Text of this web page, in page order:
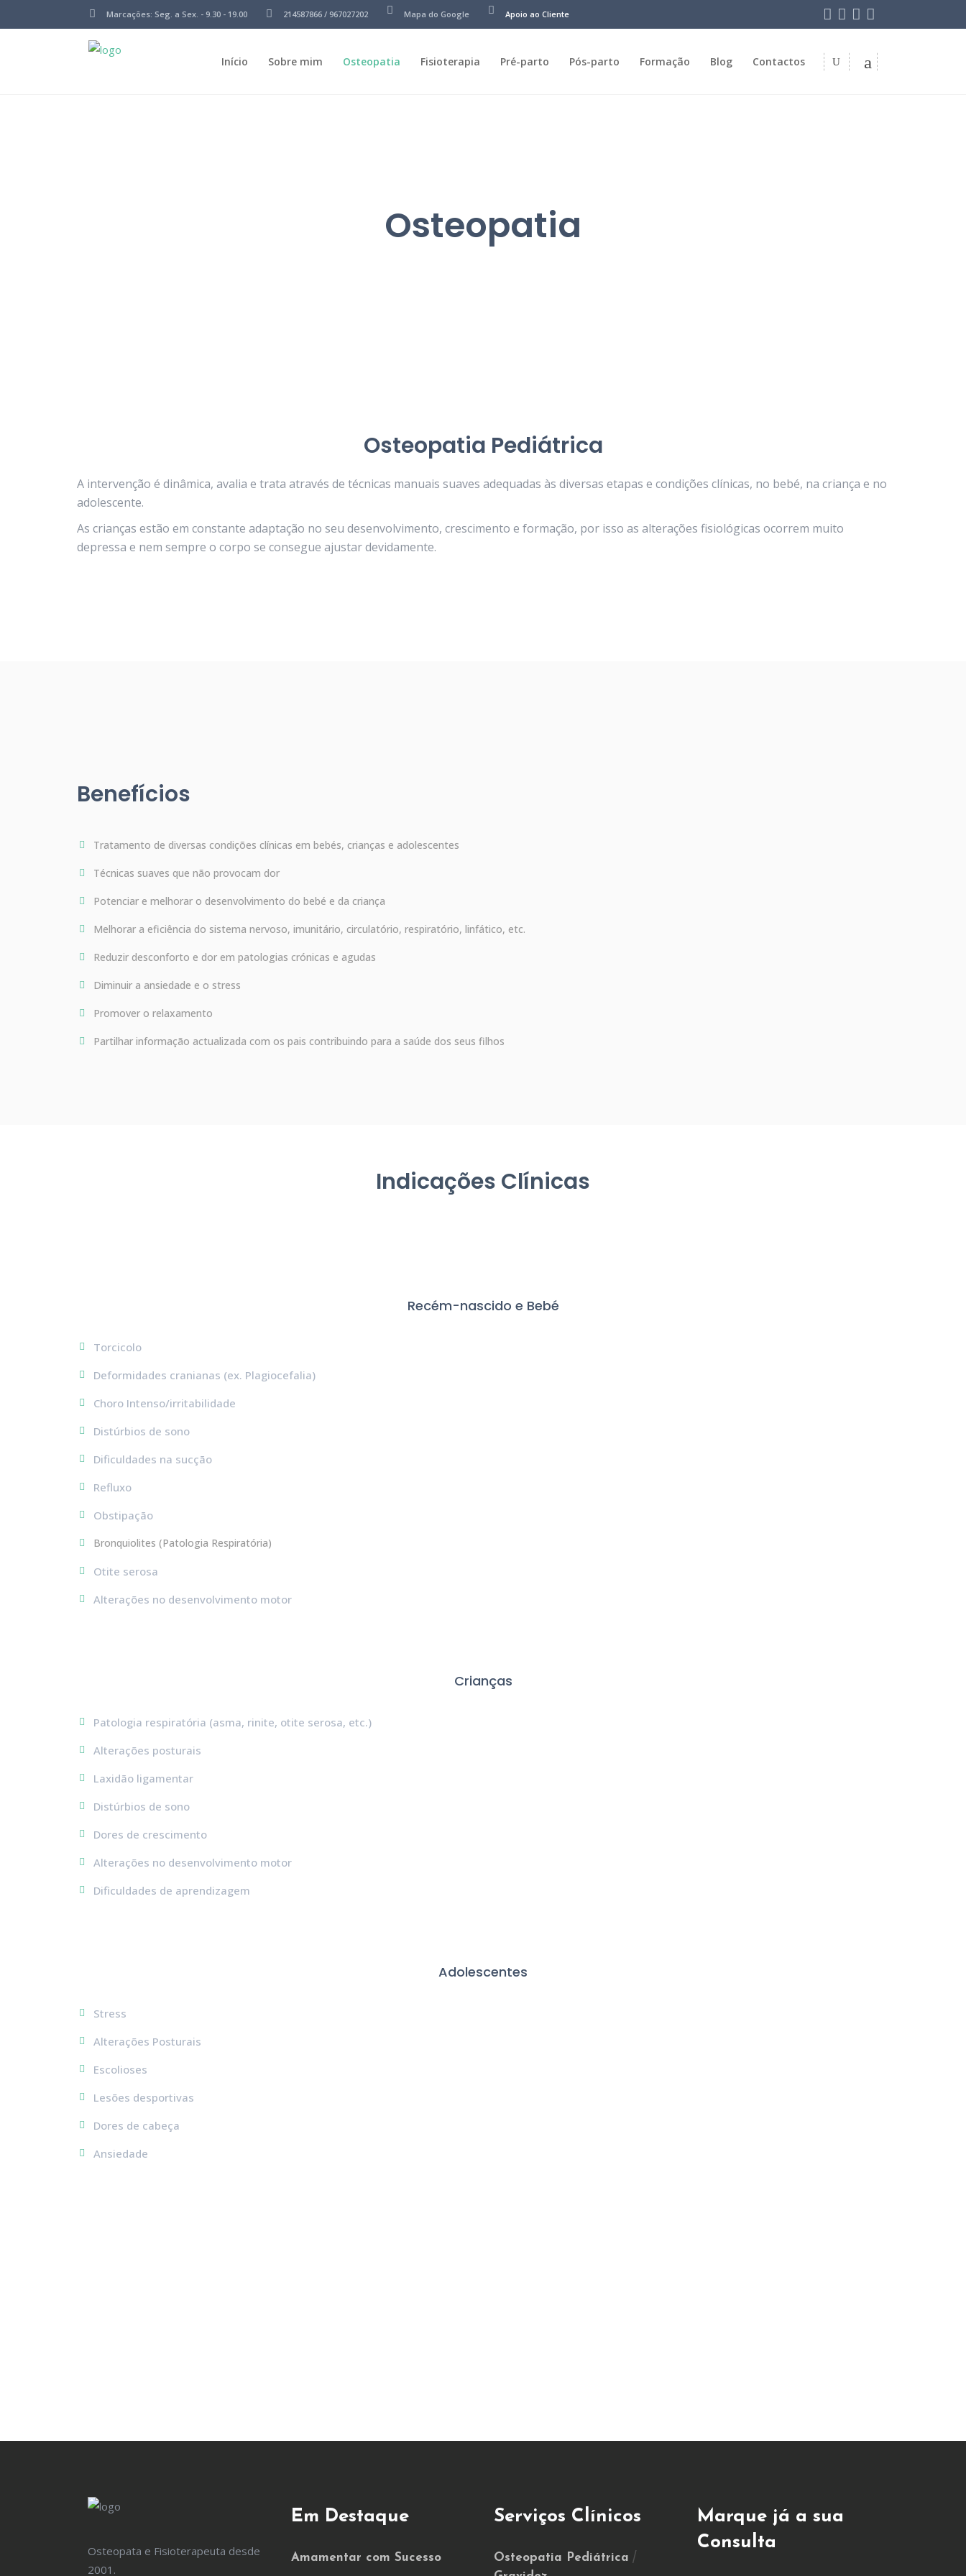
Marcações: Seg. a Sex. - 9.30 - 19.00 214587866 / 967027202 Mapa do Google Apoio ao Cliente
Início Sobre mim Osteopatia Fisioterapia Pré-parto Pós-parto Formação Blog Contactos
Osteopatia
Osteopatia Pediátrica
A intervenção é dinâmica, avalia e trata através de técnicas manuais suaves adequadas às diversas etapas e condições clínicas, no bebé, na criança e no
adolescente.
As crianças estão em constante adaptação no seu desenvolvimento, crescimento e formação, por isso as alterações fisiológicas ocorrem muito
depressa e nem sempre o corpo se consegue ajustar devidamente.
Benefícios
Tratamento de diversas condições clínicas em bebés, crianças e adolescentes
Técnicas suaves que não provocam dor
Potenciar e melhorar o desenvolvimento do bebé e da criança
Melhorar a eficiência do sistema nervoso, imunitário, circulatório, respiratório, linfático, etc.
Reduzir desconforto e dor em patologias crónicas e agudas
Diminuir a ansiedade e o stress
Promover o relaxamento
Partilhar informação actualizada com os pais contribuindo para a saúde dos seus filhos
Indicações Clínicas
Recém-nascido e Bebé
Torcicolo
Deformidades cranianas (ex. Plagiocefalia)
Choro Intenso/irritabilidade
Distúrbios de sono
Dificuldades na sucção
Refluxo
Obstipação
Bronquiolites (Patologia Respiratória)
Otite serosa
Alterações no desenvolvimento motor
Crianças
Patologia respiratória (asma, rinite, otite serosa, etc.)
Alterações posturais
Laxidão ligamentar
Distúrbios de sono
Dores de crescimento
Alterações no desenvolvimento motor
Dificuldades de aprendizagem
Adolescentes
Stress
Alterações Posturais
Escolioses
Lesões desportivas
Dores de cabeça
Ansiedade
Osteopata e Fisioterapeuta desde
2001.
Em Destaque
Amamentar com Sucesso
Serviços Clínicos
Osteopatia Pediátrica /
Marque já a sua
Consulta